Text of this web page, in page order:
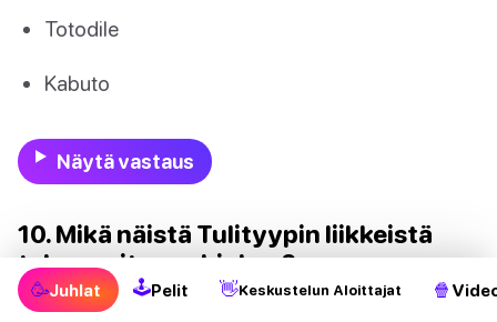
Totodile
Kabuto
Näytä vastaus
10. Mikä näistä Tulityypin liikkeistä
tekee eniten vahinkoa?
🥳Juhlat 🕹Pelit 👋Keskustelun Aloittajat 🍿